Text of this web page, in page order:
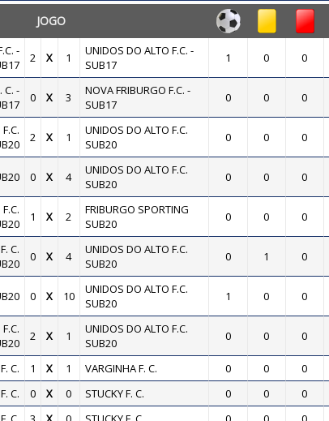
JOGO
-
2 X 1
UNIDOS DO ALTO F.C. -
SUB17
1 0 0
C. -
0 X 3
NOVA FRIBURGO F.C. -
SUB17
0 0 0
2 X 1
UNIDOS DO ALTO F.C.
SUB20
0 0 0
0 X 4
UNIDOS DO ALTO F.C.
SUB20
0 0 0
1 X 2
FRIBURGO SPORTING
SUB20
0 0 0
C.
0 X 4
UNIDOS DO ALTO F.C.
SUB20
0 1 0
0 X 10
UNIDOS DO ALTO F.C.
SUB20
1 0 0
2 X 1
UNIDOS DO ALTO F.C.
SUB20
0 0 0
C. 1 X 1 VARGINHA F. C. 0 0 0
C. 0 X 0 STUCKY F. C. 0 0 0